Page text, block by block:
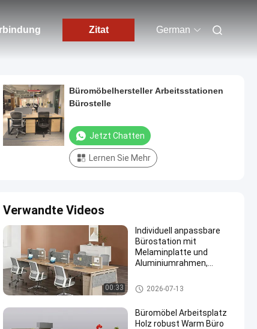
Zitat German
Büromöbelhersteller Arbeitsstationen
Bürostelle
Jetzt Chatten
Lernen Sie Mehr
Verwandte Videos
00:33
Individuell anpassbare
Bürostation mit
Melaminplatte und
Aluminiumrahmen,
Büroarbeitsplätze
2026-07-13
Büromöbel Arbeitsplatz
Holz robust Warm Büro